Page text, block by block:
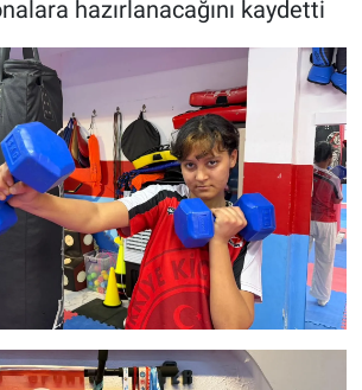
hazırlanacağını kaydetti